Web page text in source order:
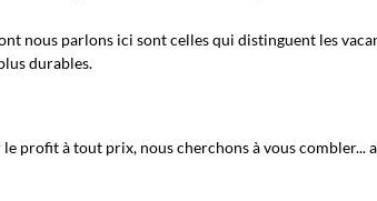
nous parlons ici sont celles qui distinguent les
durables.
profit à tout prix, nous cherchons à vous combler...